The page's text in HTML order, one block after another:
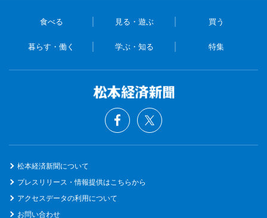
食べる 見る・遊ぶ 買う
暮らす・働く 学ぶ・知る 特集
松本経済新聞について
プレスリリース・情報提供はこちらから
アクセスデータの利用について
お問い合わせ